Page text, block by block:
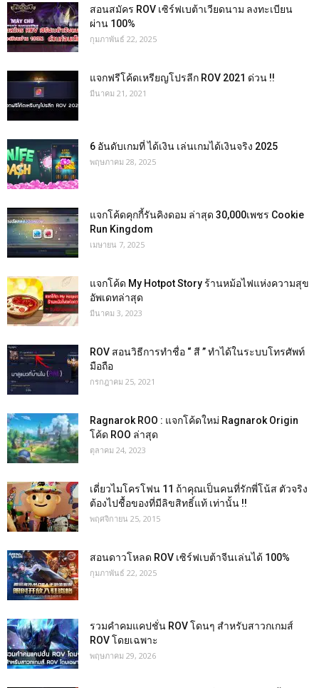
สอนสมัคร ROV เซิร์ฟเบต้าเวียดนาม ลงทะเบียน
ผ่าน 100%
กุมภาพันธ์ 22, 2025
แจกฟรีโค้ดเหรียญโปรลีก ROV 2021 ด่วน !!
มีนาคม 21, 2021
6 อันดับเกมที่ ได้เงิน เล่นเกมได้เงินจริง 2025
พฤษภาคม 28, 2025
แจกโค้ดคุกกี้รันคิงดอม ล่าสุด 30,000เพชร Cookie
Run Kingdom
เมษายน 7, 2025
แจกโค้ด My Hotpot Story ร้านหม้อไฟแห่งความสุข
อัพเดทล่าสุด
มีนาคม 3, 2023
ROV สอนวิธีการทำชื่อ “ สี ” ทำได้ในระบบโทรศัพท์
มือถือ
กรกฎาคม 25, 2021
Ragnarok ROO : แจกโค้ดใหม่ Ragnarok Origin
โค้ด ROO ล่าสุด
ตุลาคม 24, 2023
เดี่ยวไมโครโฟน 11 ถ้าคุณเป็นคนที่รักพี่โน้ส ตัวจริง
ต้องไปชื้อของที่มีลิขสิทธิ์แท้ เท่านั้น !!
พฤศจิกายน 25, 2015
สอนดาวโหลด ROV เซิร์ฟเบต้าจีนเล่นได้ 100%
กุมภาพันธ์ 22, 2025
รวมคำคมแคปชั่น ROV โดนๆ สำหรับสาวกเกมส์
ROV โดยเฉพาะ
พฤษภาคม 29, 2026